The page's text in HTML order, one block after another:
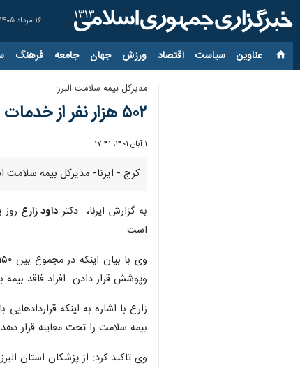
۱۶ مرداد ۱۴۰۵
عناوین‌ سیاست اقتصاد ورزش جهان جامعه فرهنگ
مدیرکل بیمه سلامت البرز:
۵۰۲ هزار نفر از خدمات رایگان بیمه سلامت در البرز برخوردار هستند
۱ آبان ۱۴۰۱، ۱۷:۴۱
کرج - ایرنا- مدیرکل بیمه سلامت استان البرز اعلام کرد: اکنون ۷۰۰ هزار نفر در این استان تحت پوشش
به گزارش ایرنا، دکتر داود زارع
است.
وپوشش قرار دادن افراد فاقد بیمه
زارع با اشاره به اینکه
بیمه سلامت را تحت معاینه قرار
وی تاکید کرد: از پزشکان استان